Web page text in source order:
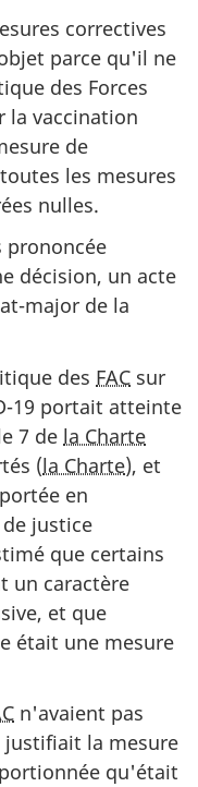
correctives
parce qu'il ne
des Forces
la vaccination
de
les mesures
nulles.
décision, un acte
major de la
des FAC sur
19 portait atteinte
7 de la Charte
(la Charte), et
en
justice
que certains
un caractère
et que
était une mesure
n'avaient pas
la mesure
qu'était